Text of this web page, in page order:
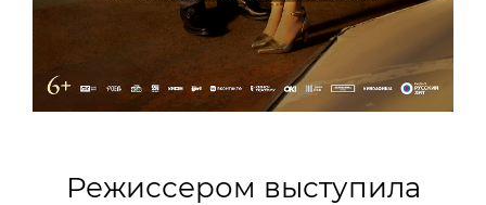
Режиссером выступила